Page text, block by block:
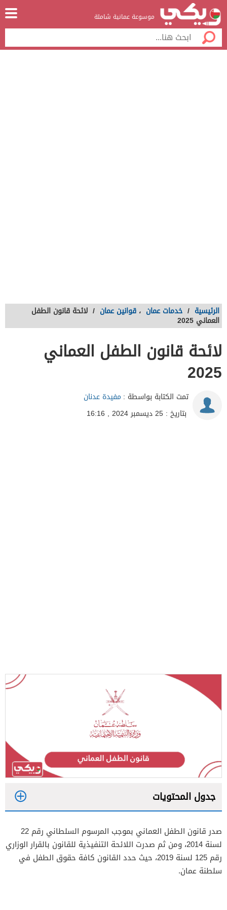
موسوعة عمانية شاملة
الرئيسية / خدمات عمان ، قوانين عمان / لائحة قانون الطفل
العماني 2025
لائحة قانون الطفل العماني
2025
تمت الكتابة بواسطة : مفيدة عدنان
بتاريخ : 25 ديسمبر 2024 , 16:16
جدول المحتويات
2
3
4
صدر قانون الطفل العماني بموجب المرسوم السلطاني رقم 22
لسنة 2014، ومن ثم صدرت اللائحة التنفيذية للقانون بالقرار الوزاري
رقم 125 لسنة 2019، حيث حدد القانون كافة حقوق الطفل في
سلطنة عمان.